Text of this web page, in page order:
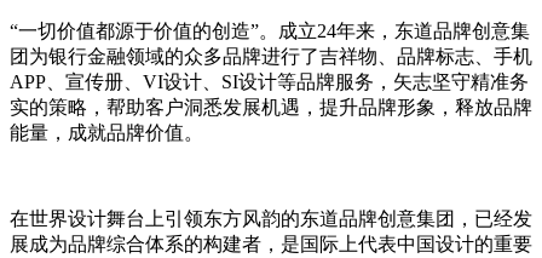
“一切价值都源于价值的创造”。成立24年来，东道品牌创意集
团为银行金融领域的众多品牌进行了吉祥物、品牌标志、手机
APP、宣传册、VI设计、SI设计等品牌服务，矢志坚守精准务
实的策略，帮助客户洞悉发展机遇，提升品牌形象，释放品牌
能量，成就品牌价值。
在世界设计舞台上引领东方风韵的东道品牌创意集团，已经发
展成为品牌综合体系的构建者，是国际上代表中国设计的重要